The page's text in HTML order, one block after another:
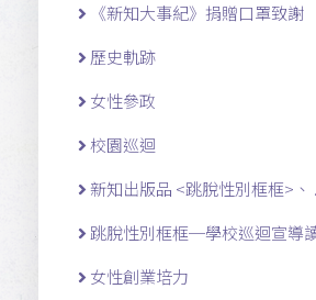
《新知大事紀》捐贈口罩致謝
歷史軌跡
女性參政
校園巡迴
新知出版品 <跳脫性別框框>、
跳脫性別框框─學校巡迴宣導
女性創業培力